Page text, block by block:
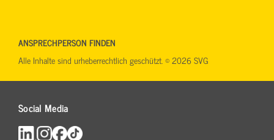
Social Media
ANSPRECHPERSON FINDEN
Alle Inhalte sind urheberrechtlich geschützt. © 2026 SVG